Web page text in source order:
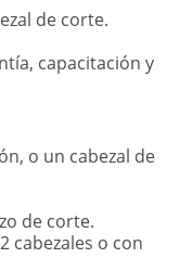
de corte.
capacitación y
o un cabezal de
de corte.
cabezales o con